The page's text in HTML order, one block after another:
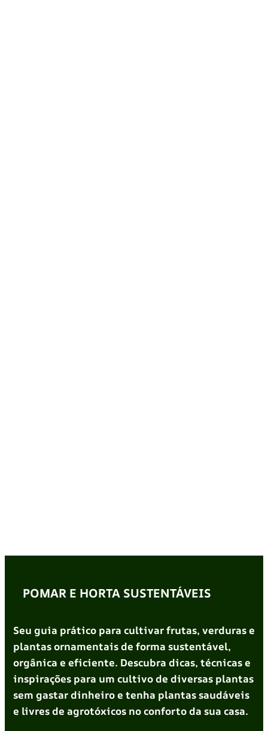
POMAR E HORTA SUSTENTÁVEIS
Seu guia prático para cultivar frutas, verduras e
plantas ornamentais de forma sustentável,
orgânica e eficiente. Descubra dicas, técnicas e
inspirações para um cultivo de diversas plantas
sem gastar dinheiro e tenha plantas saudáveis
e livres de agrotóxicos no conforto da sua casa.